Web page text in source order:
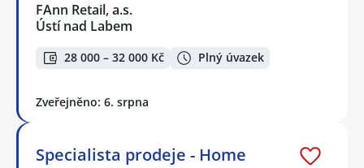
FAnn Retail, a.s.
Ústí nad Labem
28 000 – 32 000 Kč Plný úvazek
Zveřejněno: 6. srpna
Specialista prodeje - Home